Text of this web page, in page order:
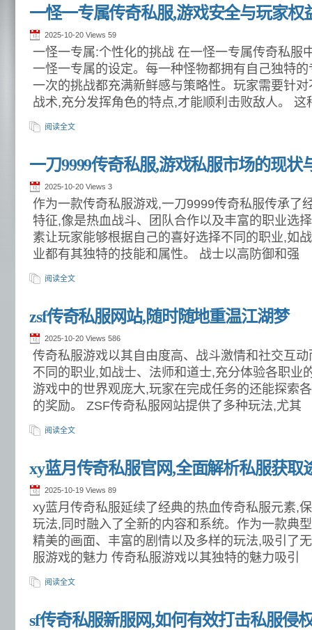
一怪一专属传奇私服,游戏安全与玩家权
2025-10-20 Views 59
一怪一专属:个性化的挑战 在一怪一专属传奇私服
一怪一专属的设定。每一种怪物都拥有自己独特
一次的挑战都充满新鲜感与策略性。玩家需要针
战术,充分发挥角色的特点,才能顺利击败敌人。 这
阅读全文
一刀9999传奇私服,游戏私服市场的现状
2025-10-20 Views 3
作为一款传奇私服游戏,一刀9999传奇私服传承了
特征,像是热血战斗、团队合作以及丰富的职业选
素让玩家能够根据自己的喜好选择不同的职业,如
业都有其独特的技能和属性。 战士以高防御和强
阅读全文
zsf传奇私服网站,随时随地重温江湖梦
2025-10-20 Views 586
传奇私服游戏以其自由度高、战斗激情和社交互
不同的职业,如战士、法师和道士,充分体验各职业
游戏中的世界观庞大,玩家在完成任务的还能探索
的奖励。 ZSF传奇私服网站提供了多种玩法,尤其
阅读全文
xy蓝月传奇私服官网,全面解析私服获取
2025-10-19 Views 89
xy蓝月传奇私服延续了经典的热血传奇私服元素,
玩法,同时融入了全新的内容和系统。作为一款典
精美的画面、丰富的剧情以及多样的玩法,吸引了
服游戏的魅力 传奇私服游戏以其独特的魅力吸引
阅读全文
sf传奇私服新服网,如何有效打击私服侵